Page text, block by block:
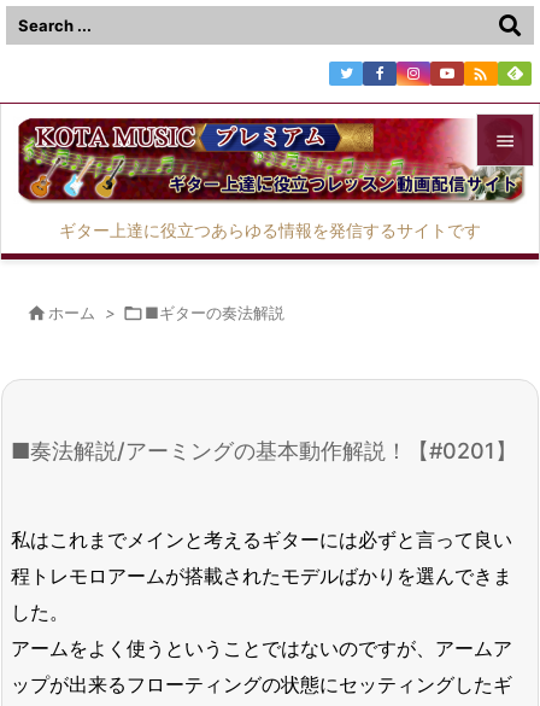
ギター上達に役立つあらゆる情報を発信するサイトです





検索

 ホーム > ■ギターの奏法解説
■奏法解説/アーミングの基本動作解説！【#0201】
私はこれまでメインと考えるギターには必ずと言って良い
程トレモロアームが搭載されたモデルばかりを選んできま
した。
アームをよく使うということではないのですが、アームア
ップが出来るフローティングの状態にセッティングしたギ